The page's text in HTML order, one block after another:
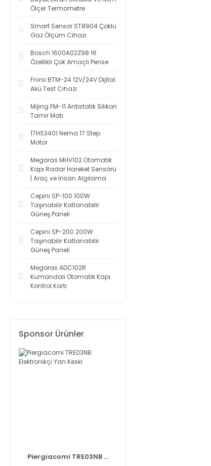
Ölçer Termometre
Smart Sensor ST8904 Çoklu
Gaz Ölçüm Cihazı
Bosch 1600A02Z98 16
Özellikli Çok Amaçlı Pense
Fnirsi BTM-24 12V/24V Dijital
Akü Test Cihazı
Mijing FM-11 Antistatik Silikon
Tamir Matı
17HS3401 Nema 17 Step
Motor
Megoras MHV102 Otomatik
Kapı Radar Hareket Sensörü
| Araç ve İnsan Algılama
Cepini SP-100 100W
Taşınabilir Katlanabilir
Güneş Paneli
Cepini SP-200 200W
Taşınabilir Katlanabilir
Güneş Paneli
Megoras ADC102R
Kumandalı Otomatik Kapı
Kontrol Kartı
Sponsor Ürünler
Piergiacomi TRE03NB ...